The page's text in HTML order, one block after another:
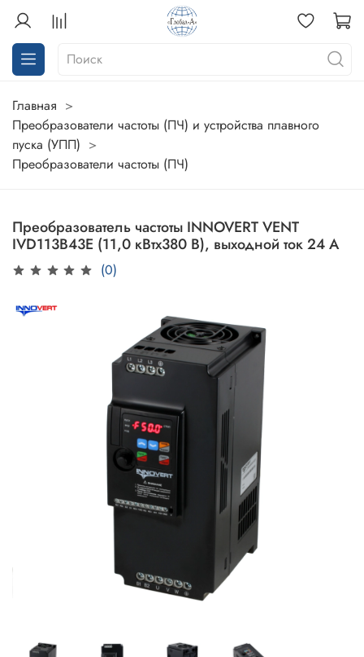
Главная
Преобразователи частоты (ПЧ) и устройства плавного
пуска (УПП)
Преобразователи частоты (ПЧ)
Преобразователь частоты INNOVERT VENT
IVD113B43E (11,0 кВтx380 В), выходной ток 24 А
(0)